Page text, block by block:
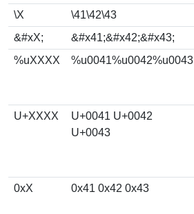
\X
\41\42\43
&#xX;
&#x41;&#x42;&#x43;
%uXXXX
%u0041%u0042%u0043
U+XXXX
U+0041 U+0042
U+0043
0xX
0x41 0x42 0x43